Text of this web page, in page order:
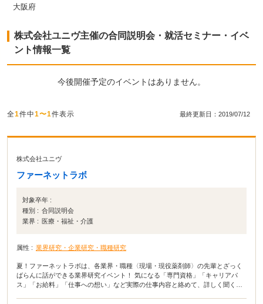
大阪府
株式会社ユニヴ主催の合同説明会・就活セミナー・イベ
ント情報一覧
今後開催予定のイベントはありません。
全1件中1〜1件表示 最終更新日：2019/07/12
株式会社ユニヴ
ファーネットラボ
対象卒年 :
種別 : 合同説明会
業界 :
医療・福祉・介護
属性 : 業界研究・企業研究・職種研究
夏！ファーネットラボは、各業界・職種〈現場・現役薬剤師〉の先輩とざっく
ばらんに話ができる業界研究イベント！ 気になる「専門資格」「キャリアパ
ス」「お給料」「仕事への想い」など実際の仕事内容と絡めて、詳しく聞くこ